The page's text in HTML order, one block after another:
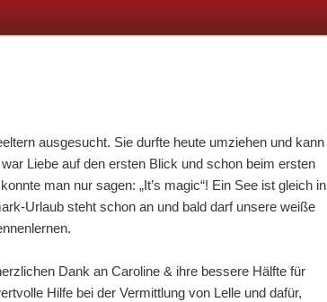
ausgesucht. Sie durfte heute umziehen und kann
Liebe auf den ersten Blick und schon beim ersten
man nur sagen: „It’s magic“! Ein See ist gleich in
Urlaub steht schon an und bald darf unsere weiße
Dank an Caroline & ihre bessere Hälfte für
Hilfe bei der Vermittlung von Lelle und dafür,